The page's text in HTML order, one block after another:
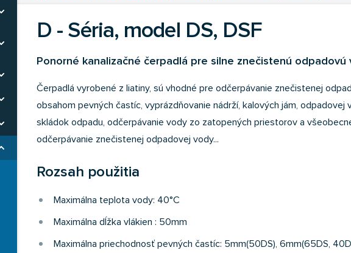
Rozbaliť kategóriu
Rozbaliť kategóriu
Rozbaliť kategóriu
Rozbaliť kategóriu
Rozbaliť kategóriu
Rozbaliť kategóriu
D - Séria, model DS, DSF
Ponorné kanalizačné čerpadlá pre silne znečistenú odpadovú
Čerpadlá vyrobené z liatiny, sú vhodné pre odčerpávanie znečistenej
obsahom pevných častíc, vyprázdňovanie nádrží, kalových jám, odpadovej
skládok odpadu, odčerpávanie vody zo zatopených priestorov a
odčerpávanie znečistenej odpadovej vody...
Rozsah použitia
Maximálna teplota vody: 40°C
Maximálna dĺžka vlákien : 50mm
Maximálna priechodnosť pevných častíc: 5mm(50DS), 6mm(65DS,